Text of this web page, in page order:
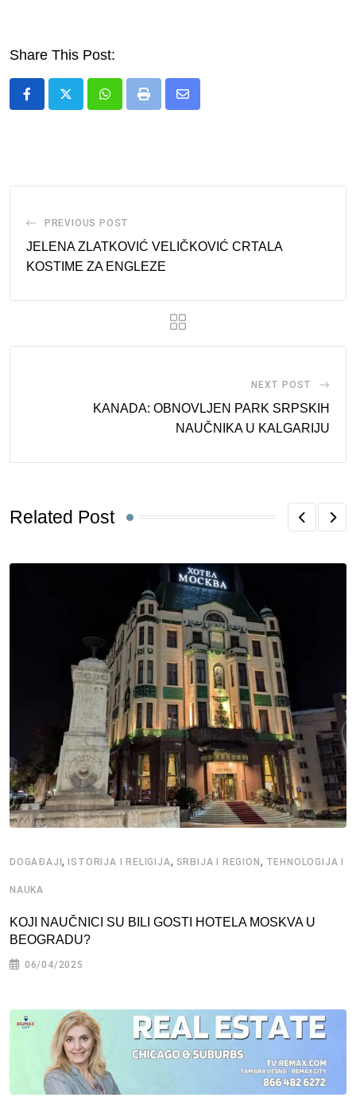
Share This Post:
Whatsapp
Print
Share
PREVIOUS POST
JELENA ZLATKOVIĆ VELIČKOVIĆ CRTALA
KOSTIME ZA ENGLEZE
NEXT POST
KANADA: OBNOVLJEN PARK SRPSKIH
NAUČNIKA U KALGARIJU
Related Post
DOGAĐAJI, ISTORIJA I RELIGIJA, SRBIJA I REGION , TEHNOLOGIJA I
NAUKA
KOJI NAUČNICI SU BILI GOSTI HOTELA MOSKVA U
BEOGRADU?
06/04/2025